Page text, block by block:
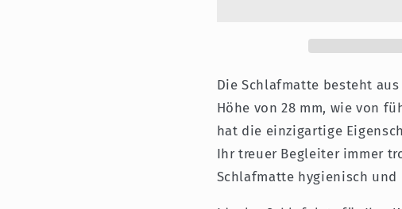
Fuchsia
Pink
-
28
mm
Fuchsia
-
28
mm
Die Schlafmatte besteht
Höhe von 28 mm, wie von
hat die einzigartige
Ihr treuer Begleiter immer
Schlafmatte hygienisch und